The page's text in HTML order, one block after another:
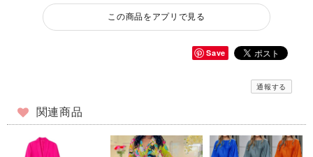
この商品をアプリで見る
Save
通報する
関連商品